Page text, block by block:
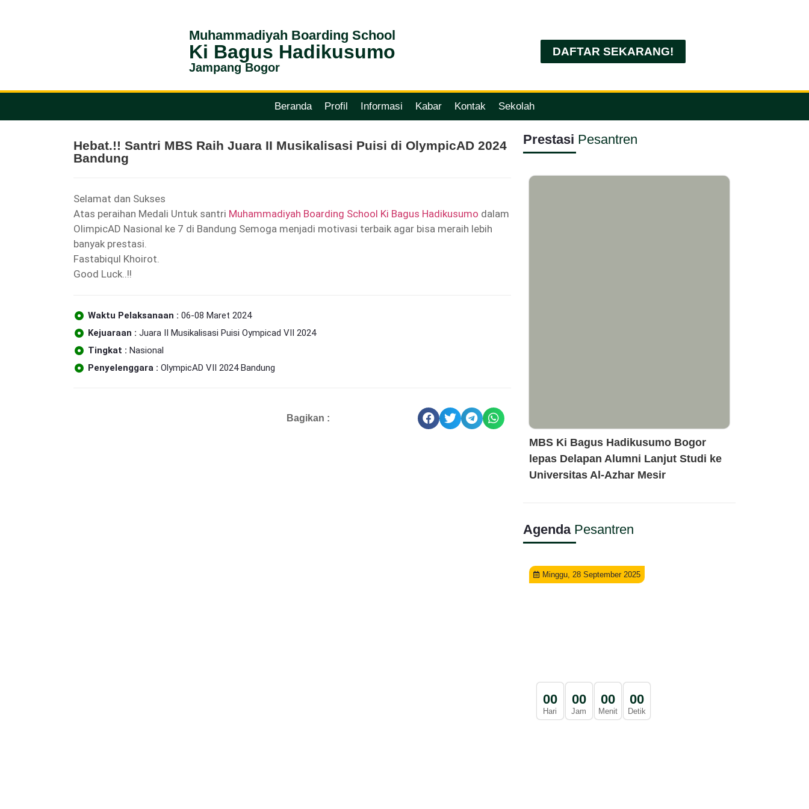
Muhammadiyah Boarding School
Ki Bagus Hadikusumo
Jampang Bogor
DAFTAR SEKARANG!
Beranda Profil Informasi Kabar Kontak Sekolah
Hebat.!! Santri MBS Raih Juara II Musikalisasi Puisi di OlympicAD 2024
Bandung
Selamat dan Sukses
Atas peraihan Medali Untuk santri Muhammadiyah Boarding School Ki Bagus Hadikusumo dalam
OlimpicAD Nasional ke 7 di Bandung Semoga menjadi motivasi terbaik agar bisa meraih lebih
banyak prestasi.
Fastabiqul Khoirot.
Good Luck..!!
Waktu Pelaksanaan : 06-08 Maret 2024
Kejuaraan : Juara II Musikalisasi Puisi Oympicad VII 2024
Tingkat : Nasional
Penyelenggara : OlympicAD VII 2024 Bandung
Bagikan :
Prestasi Pesantren
MBS Ki Bagus Hadikusumo Bogor
lepas Delapan Alumni Lanjut Studi ke
Universitas Al-Azhar Mesir
Agenda Pesantren
Minggu, 28 September 2025
00
Hari
00
Jam
00
Menit
00
Detik